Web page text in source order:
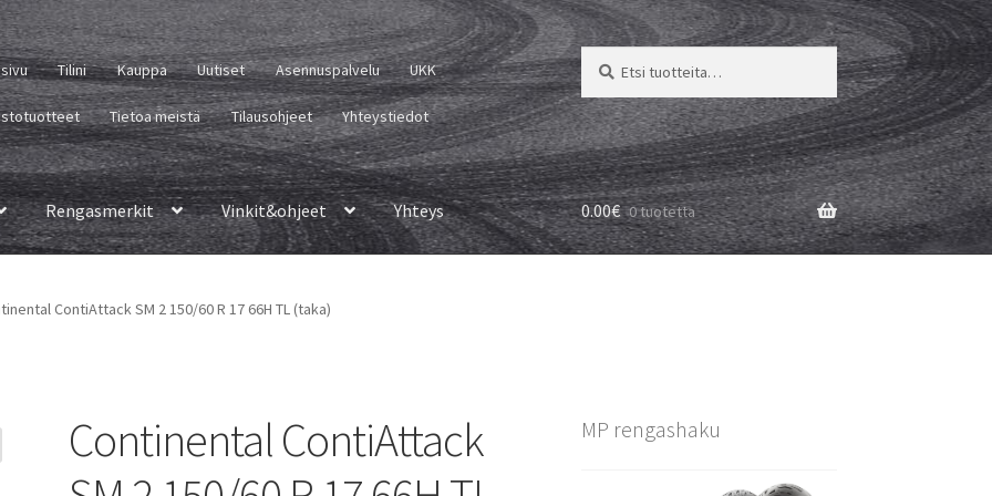
Tilini Kauppa Uutiset Asennuspalvelu UKK
Tietoa meistä Tilausohjeet Yhteystiedot
Etsi:
Haku
Rengasmerkit Vinkit&ohjeet Yhteys 0.00€ 0 tuotetta
ContiAttack SM 2 150/60 R 17 66H TL (taka)
Continental ContiAttack
MP rengashaku